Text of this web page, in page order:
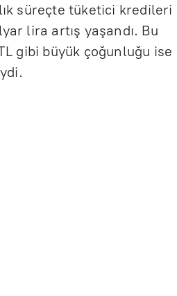
süreçte tüketici kredileri
lira artış yaşandı. Bu
gibi büyük çoğunluğu ise